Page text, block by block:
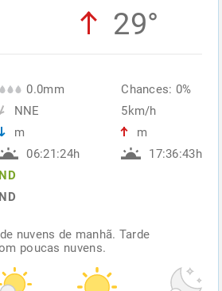
29°
0.0mm
NNE
m
06:21:24h
ND
ND
Chances: 0%
5km/h
m
17:36:43h
nuvens de manhã. Tarde
poucas nuvens.